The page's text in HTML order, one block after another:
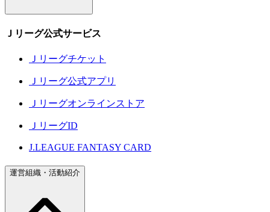
Ｊリーグ公式サービス
Ｊリーグチケット
Ｊリーグ公式アプリ
Ｊリーグオンラインストア
ＪリーグID
J.LEAGUE FANTASY CARD
運営組織・活動紹介